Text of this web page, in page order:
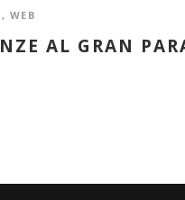
, WEB
AL GRAN